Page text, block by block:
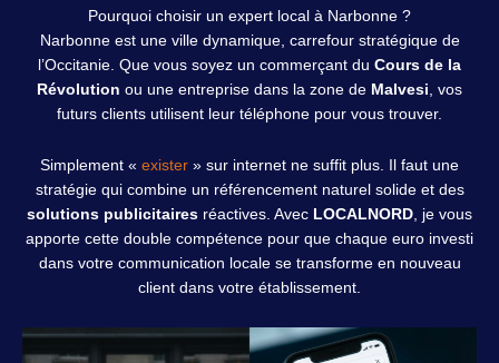
Pourquoi choisir un expert local à Narbonne ?
Narbonne est une ville dynamique, carrefour stratégique de
l’Occitanie. Que vous soyez un commerçant du Cours de la
Révolution ou une entreprise dans la zone de Malvesi, vos
futurs clients utilisent leur téléphone pour vous trouver.
Simplement « exister » sur internet ne suffit plus. Il faut une
stratégie qui combine un référencement naturel solide et des
solutions publicitaires réactives. Avec LOCALNORD, je vous
apporte cette double compétence pour que chaque euro investi
dans votre communication locale se transforme en nouveau
client dans votre établissement.